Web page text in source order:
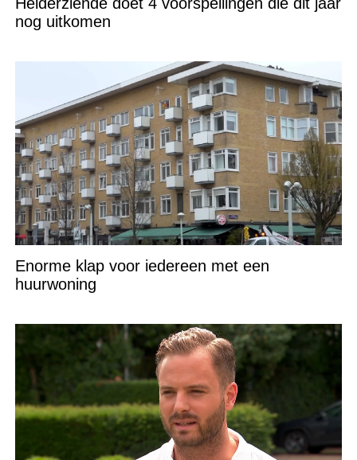
nog uitkomen
Enorme klap voor iedereen met een
huurwoning